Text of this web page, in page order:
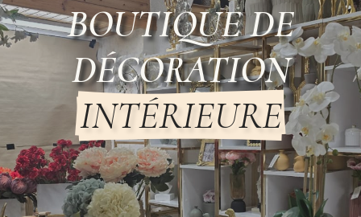
BOUTIQUE DE
DÉCORATION
INTÉRIEURE